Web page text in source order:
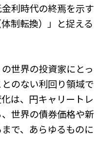
利時代の終焉を示す
制転換）」と捉える
世界の投資家にとっ
のない利回り領域で
は、円キャリートレ
世界の債券価格や新
で、あらゆるものに